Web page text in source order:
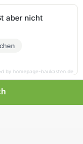
aber nicht
by homepage-baukasten.de